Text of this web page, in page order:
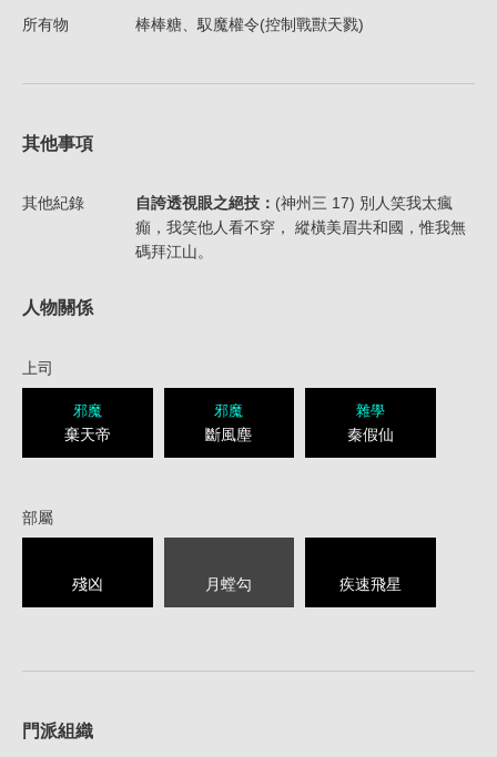
所有物 棒棒糖、馭魔權令(控制戰獸天戮)
其他事項
其他紀錄 自誇透視眼之絕技： (神州三 17) 別人笑我太瘋
癲，我笑他人看不穿， 縱橫美眉共和國，惟我無
碼拜江山。
人物關係
上司
邪魔
棄天帝
邪魔
斷風塵
雜學
秦假仙
部屬
殘凶 月螳勾 疾速飛星
門派組織